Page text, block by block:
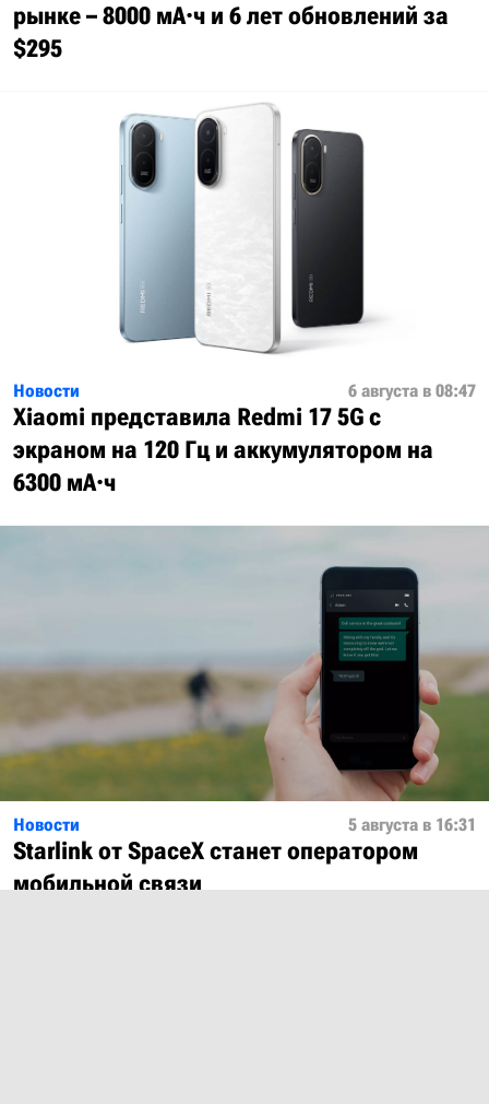
рынке – 8000 мА·ч и 6 лет обновлений за
$295
Новости 6 августа в 08:47
Xiaomi представила Redmi 17 5G с
экраном на 120 Гц и аккумулятором на
6300 мА·ч
Новости 5 августа в 16:31
Starlink от SpaceX станет оператором
мобильной связи